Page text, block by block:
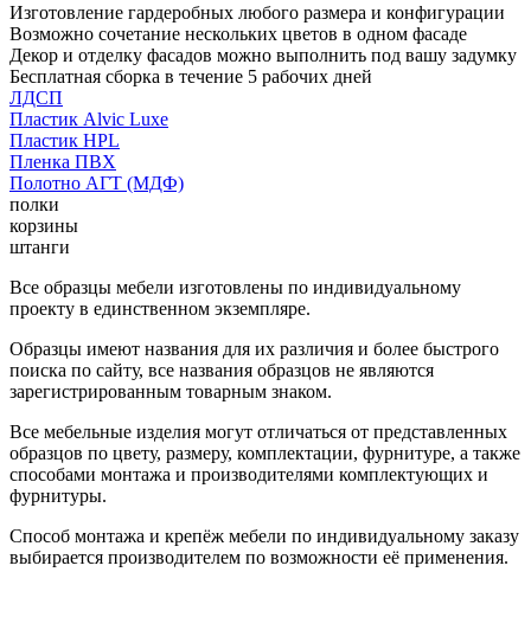
Изготовление гардеробных любого размера и конфигурации
Возможно сочетание нескольких цветов в одном фасаде
Декор и отделку фасадов можно выполнить под вашу задумку
Бесплатная сборка в течение 5 рабочих дней
ЛДСП
Пластик Alvic Luxe
Пластик HPL
Пленка ПВХ
Полотно АГТ (МДФ)
полки
корзины
штанги
Все образцы мебели изготовлены по индивидуальному
проекту в единственном экземпляре.
Образцы имеют названия для их различия и более быстрого
поиска по сайту, все названия образцов не являются
зарегистрированным товарным знаком.
Все мебельные изделия могут отличаться от представленных
образцов по цвету, размеру, комплектации, фурнитуре, а также
способами монтажа и производителями комплектующих и
фурнитуры.
Способ монтажа и крепёж мебели по индивидуальному заказу
выбирается производителем по возможности её применения.